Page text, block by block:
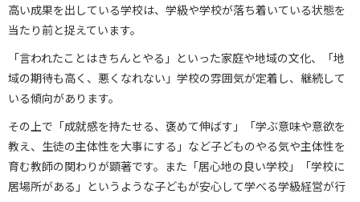
高い成果を出している学校は、学級や学校が落ち着いている状態を
当たり前と捉えています。
「言われたことはきちんとやる」といった家庭や地域の文化、「地
域の期待も高く、悪くなれない」学校の雰囲気が定着し、継続して
いる傾向があります。
その上で「成就感を持たせる、褒めて伸ばす」「学ぶ意味や意欲を
教え、生徒の主体性を大事にする」など子どものやる気や主体性を
育む教師の関わりが顕著です。また「居心地の良い学校」「学校に
居場所がある」というような子どもが安心して学べる学級経営が行